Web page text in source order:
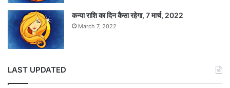
रहमत को एक-एक विकेट मिला।
Tags ICC Cricket World Cup 2019
कन्या राशि का दिन कैसा रहेगा, 7 मार्च, 2022
March 7, 2022
LAST UPDATED